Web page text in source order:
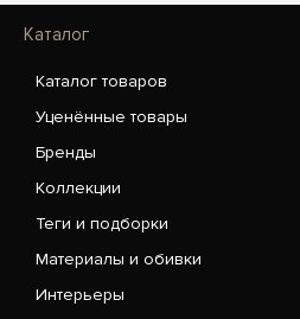
Каталог
Каталог товаров
Уценённые товары
Бренды
Коллекции
Теги и подборки
Материалы и обивки
Интерьеры